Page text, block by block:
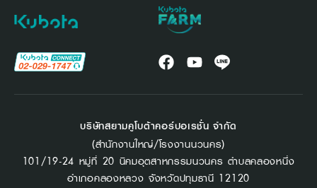
บริษัทสยามคูโบต้าคอร์ปอเรชั่น จำกัด
(สำนักงานใหญ่/โรงงานนวนคร)
101/19-24 หมู่ที่ 20 นิคมอุตสาหกรรมนวนคร ตำบลคลองหนึ่ง
อำเภอคลองหลวง จังหวัดปทุมธานี 12120